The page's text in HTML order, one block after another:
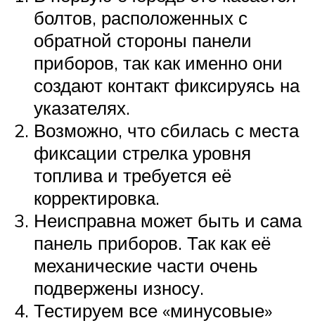
болтов, расположенных с
обратной стороны панели
приборов, так как именно они
создают контакт фиксируясь на
указателях.
Возможно, что сбилась с места
фиксации стрелка уровня
топлива и требуется её
корректировка.
Неисправна может быть и сама
панель приборов. Так как её
механические части очень
подвержены износу.
Тестируем все «минусовые»